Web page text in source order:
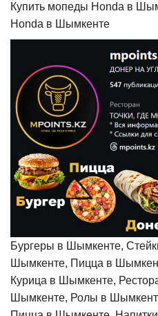
Купить мопеды Honda в
Honda в Шымкенте
Бургеры в Шымкенте,
Шымкенте, Пицца в
Курица в Шымкенте,
Шымкенте, Ролы в